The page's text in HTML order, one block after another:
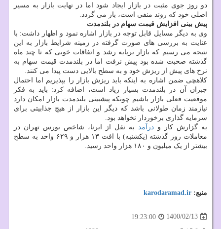
دو روز جوی مثبت در بازار ایجاد شود اما در نهایت بازار به مسیر
اصلی خود که روند منفی است، باز می گردد.
پیش بینی افزایش قیمت سهام در بلندمدت
وی به دیگر مسایل قابل توجه در بازار اشاره نمود و اظهار داشت: با
عنایت به بررسی های صورت گرفته در زمینه شرایط بازار به این
نتیجه می رسیم که بازار برپایه رشد و اتفاقات خوبی که تا چند ماه
گذشته صحبت شده بود پیش نرفت اما در بلندمدت قیمت سهام به
نرخ های پیش از ریزش خود و به سطح بالایی دست پیدا می کنند.
کلاهچی ضمن اشاره به اینکه باید ریزش بازار را بپذیریم اما احتمال
جبران آن در بلندمدت بسیار زیاد است، اضافه کرد: باید به فکر
موقعیت فعلی بازار باشیم چونکه پیشبینی بلندمدت بازار امکان دارد
نیازمند زمان طولانی باشد که دیگر این بازار از هیچ جذابیتی برای
سرمایه گذاری برخوردار نخواهد بود.
به گزارش کار و درآمد به نقل از ایرنا، شاخص بورس تهران در
معاملات روز گذشته (یکشنبه) با افت ۱۳ هزار و ۶۲۹ واحد به سطح
بیشتر از یک میلیون و ۱۸۰ هزار واحد رسید.
منبع: karodaramad.ir
1400/02/13
19:23:00